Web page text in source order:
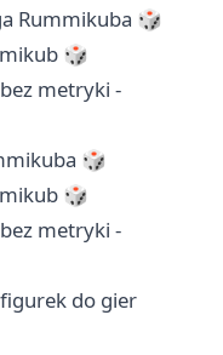
Rummikuba 🎲
🎲
metryki -
🎲
🎲
metryki -
do gier